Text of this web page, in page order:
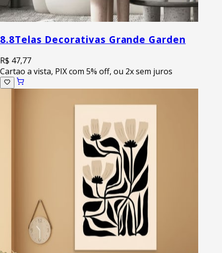
8.8Telas Decorativas Grande Garden
R$ 47,77
Cartao a vista, PIX com 5% off, ou 2x sem juros